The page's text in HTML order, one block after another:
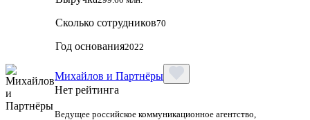
Сколько сотрудников70
Год основания2022
Михайлов и Партнёры
Нет рейтинга
Ведущее российское коммуникационное агентство,